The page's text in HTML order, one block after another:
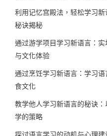
利用记忆宫殿法，轻松学习新
秘诀揭秘
通过游学项目学习新语言：实
与文化体验
通过烹饪学习新语言：学习语
食文化
教学他人学习新语言的秘诀：
学的策略